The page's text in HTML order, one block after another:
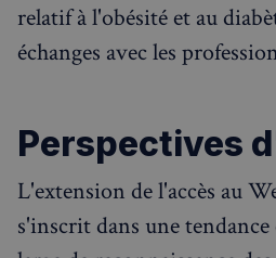
relatif à l'obésité et au
échanges avec les
Perspectives
L'extension de l'accès au
s'inscrit dans une
Strictement nécessaires
Les cookies strictement
fonctionnalités de base du site
connexion des utilisateurs et la
Le site Web ne peut pas être
sans les cookies strictement